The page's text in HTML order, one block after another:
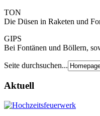
TON
Die Düsen in Raketen und
GIPS
Bei Fontänen und Böllern,
Seite durchsuchen...
Aktuell